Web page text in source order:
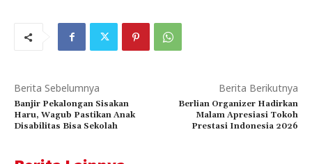
Berita Sebelumnya
Banjir Pekalongan Sisakan
Haru, Wagub Pastikan Anak
Disabilitas Bisa Sekolah
Berita Berikutnya
Berlian Organizer Hadirkan
Malam Apresiasi Tokoh
Prestasi Indonesia 2026